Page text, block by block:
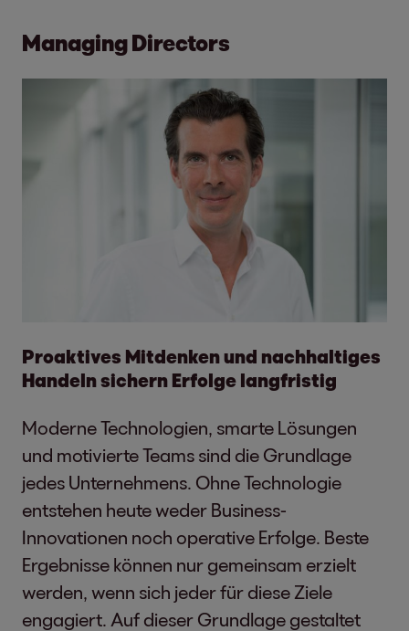
Managing Directors
Proaktives Mitdenken und nachhaltiges
Handeln sichern Erfolge langfristig
Moderne Technologien, smarte Lösungen
und motivierte Teams sind die Grundlage
jedes Unternehmens. Ohne Technologie
entstehen heute weder Business-
Innovationen noch operative Erfolge. Beste
Ergebnisse können nur gemeinsam erzielt
werden, wenn sich jeder für diese Ziele
engagiert. Auf dieser Grundlage gestaltet